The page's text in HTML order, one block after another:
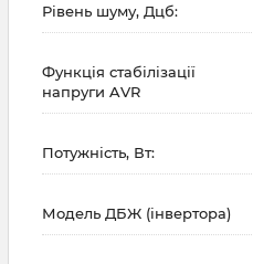
Рівень шуму, Дцб:
Функція стабілізації
напруги AVR
Потужність, Вт:
Модель ДБЖ (інвертора)